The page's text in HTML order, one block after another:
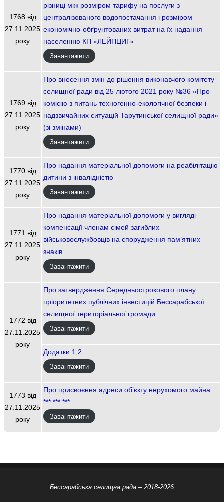
1768 від
27.11.2025
року
різниці між розміром тарифу на послуги з
централізованого водопостачання і розміром
економічно-обґрунтованих витрат на їх надання
населенню КП «ЛЕЙПЦИГ»
Завантажити
1769 від
27.11.2025
року
Про внесення змін до рішення виконавчого комітету
селищної ради від 25 лютого 2021 року №36 «Про
комісію з питань техногенно-екологічної безпеки і
надзвичайних ситуацій Тарутинської селищної ради»
(зі змінами)
Завантажити
1770 від
27.11.2025
року
Про надання матеріальної допомоги на реабілітацію
дитини з інвалідністю
Завантажити
1771 від
27.11.2025
року
Про надання матеріальної допомоги у вигляді
компенсації членам сімей загиблих
військовослужбовців на спорудження пам’ятних
знаків
Завантажити
1772 від
27.11.2025
року
Про затвердження Середньострокового плану
пріоритетних публічних інвестицій Бессарабської
селищної територіальної громади
Завантажити
Додатки 1,2
Завантажити
1773 від
27.11.2025
року
Про присвоєння адреси об’єкту нерухомого майна
*** *** ***
Завантажити
Бессарабська селищна рада – 2018-2026